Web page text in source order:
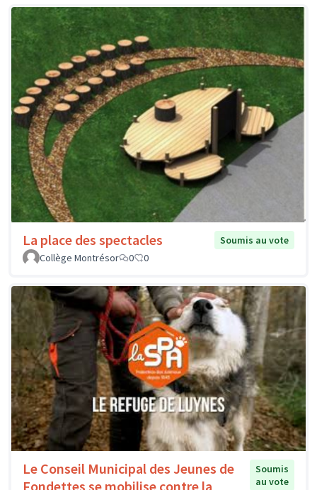
La place des spectacles
Soumis au vote
Collège Montrésor
0 0
Le Conseil Municipal des Jeunes de
Fondettes se mobilise contre la
Soumis
au vote